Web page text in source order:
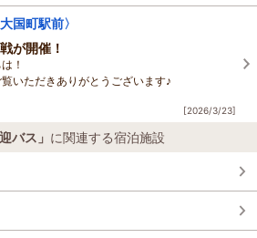
画など、
だ
国町駅前〉
が開催！
！
いただきありがとうございます♪
加賀片山津温泉 佳水郷が第11期「叡王戦」第2
！！
[2026/3/23]
バス」 に関連する宿泊施設